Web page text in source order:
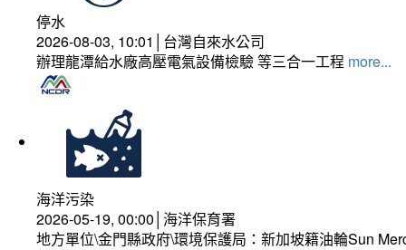
停水
2026-08-03, 10:01│台灣自來水公司
辦理龍潭給水廠高壓電氣設備檢驗 等三合一工程 more...
海洋污染
2026-05-19, 00:00│海洋保育署
地方單位\金門縣政府\環境保護局：新加坡籍油輪Sun